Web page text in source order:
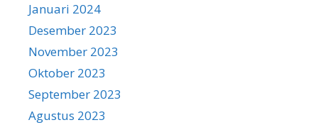
Januari 2024
Desember 2023
November 2023
Oktober 2023
September 2023
Agustus 2023